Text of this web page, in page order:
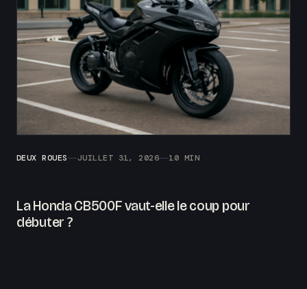
DEUX ROUES JUILLET 31, 2026 10 MIN
La Honda CB500F vaut-elle le coup pour
débuter ?